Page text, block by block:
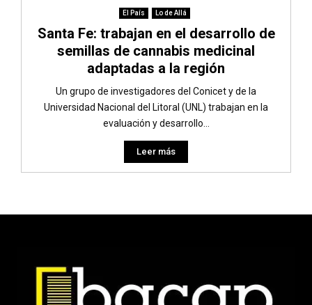
El País Lo de Allá
Santa Fe: trabajan en el desarrollo de
semillas de cannabis medicinal
adaptadas a la región
Un grupo de investigadores del Conicet y de la
Universidad Nacional del Litoral (UNL) trabajan en la
evaluación y desarrollo...
Leer más